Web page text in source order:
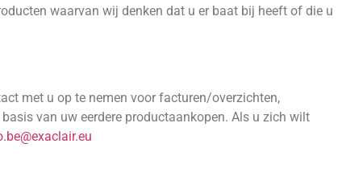
waarvan wij denken dat u er baat bij heeft of die u
met u op te nemen voor facturen/overzichten,
van uw eerdere productaankopen. Als u zich wilt